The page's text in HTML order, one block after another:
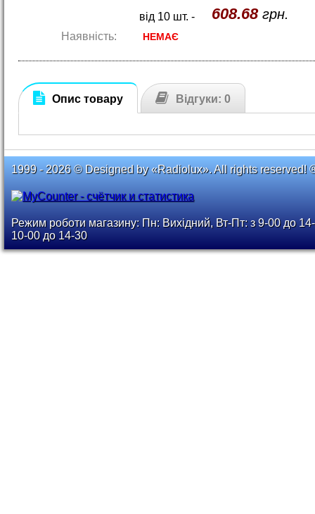
від 10 шт. - 608.68грн.
Наявність: НЕМАЄ
Опис товару Відгуки: 0
1999 - 2026 © Designed by «Radiolux». All rights reserved!
Режим роботи магазину: Пн: Вихідний, Вт-Пт: з 9-00 до
10-00 до 14-30